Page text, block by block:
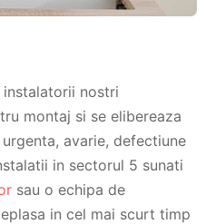
nostri
montaj si se elibereaza
avarie, defectiune
in sectorul 5 sunati
sau o echipa de
in cel mai scurt timp